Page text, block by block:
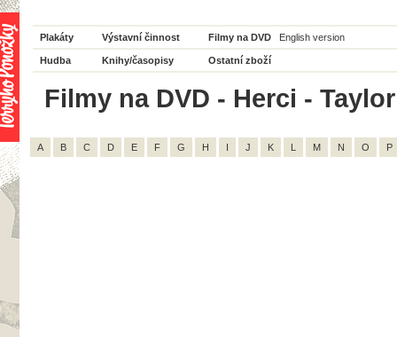
Plakáty Výstavní činnost Filmy na DVD English version
Hudba Knihy/časopisy Ostatní zboží
Filmy na DVD - Herci -
A B C D E F G H I J K L M N O P